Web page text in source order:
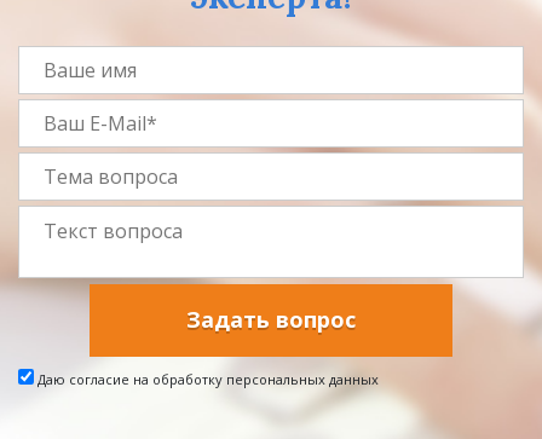
Задать вопрос
Даю согласие на обработку персональных данных